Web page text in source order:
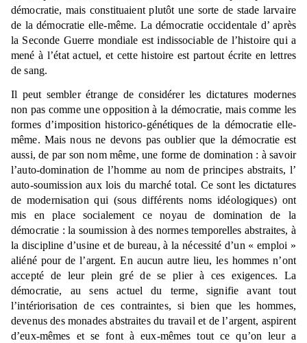
démocratie, mais constituaient plutôt une sorte de stade larvaire
de la démocratie elle-même. La démocratie occidentale d’ après
la Seconde Guerre mondiale est indissociable de l’histoire qui a
mené à l’état actuel, et cette histoire est partout écrite en lettres
de sang.
Il peut sembler étrange de considérer les dictatures modernes
non pas comme une opposition à la démocratie, mais comme les
formes d’imposition historico-génétiques de la démocratie elle-
même. Mais nous ne devons pas oublier que la démocratie est
aussi, de par son nom même, une forme de domination : à savoir
l’auto-domination de l’homme au nom de principes abstraits, l’
auto-soumission aux lois du marché total. Ce sont les dictatures
de modernisation qui (sous différents noms idéologiques) ont
mis en place socialement ce noyau de domination de la
démocratie : la soumission à des normes temporelles abstraites, à
la discipline d’usine et de bureau, à la nécessité d’un « emploi »
aliéné pour de l’argent. En aucun autre lieu, les hommes n’ont
accepté de leur plein gré de se plier à ces exigences. La
démocratie, au sens actuel du terme, signifie avant tout
l’intériorisation de ces contraintes, si bien que les hommes,
devenus des monades abstraites du travail et de l’argent, aspirent
d’eux-mêmes et se font à eux-mêmes tout ce qu’on leur a